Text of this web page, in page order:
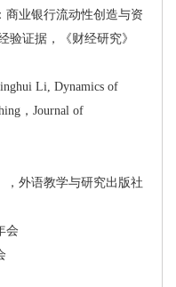
商业银行流动性创造与资
验证据，《财经研究》
Li, Dynamics of
，Journal of
，外语教学与研究出版社
会